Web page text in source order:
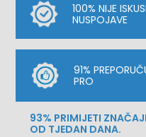
100% NIJE
NUSPOJAVE
91%
PRO
93% PRIMIJETI
OD TJEDAN DANA.